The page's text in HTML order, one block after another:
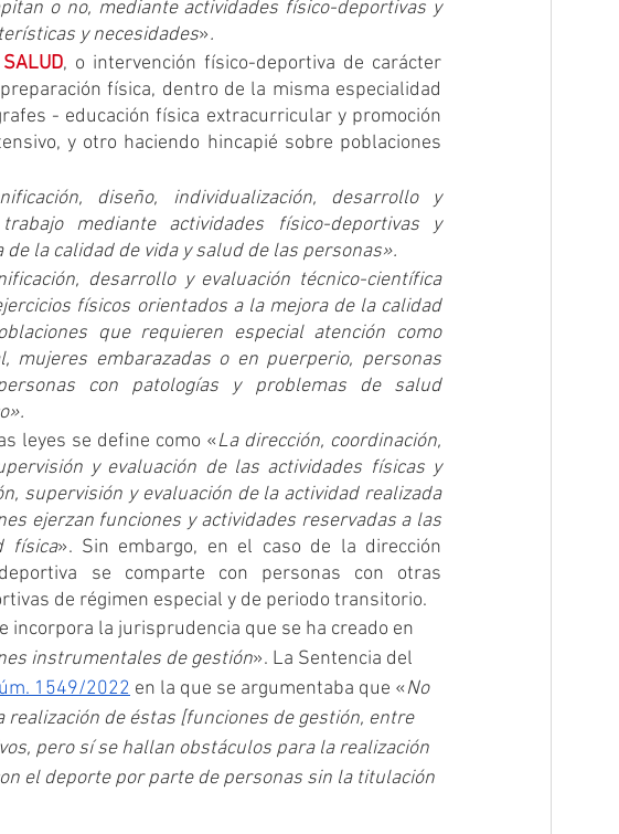
o no, mediante actividades físico-deportivas y
y necesidades».
, o intervención físico-deportiva de carácter
física, dentro de la misma especialidad
- educación física extracurricular y promoción
y otro haciendo hincapié sobre poblaciones
diseño, individualización, desarrollo y
mediante actividades físico-deportivas y
la calidad de vida y salud de las personas».
desarrollo y evaluación técnico-científica
físicos orientados a la mejora de la calidad
que requieren especial atención como
mujeres embarazadas o en puerperio, personas
con patologías y problemas de salud
leyes se define como «La dirección, coordinación,
y evaluación de las actividades físicas y
supervisión y evaluación de la actividad realizada
ejerzan funciones y actividades reservadas a las
física». Sin embargo, en el caso de la dirección
se comparte con personas con otras
de régimen especial y de periodo transitorio.
incorpora la jurisprudencia que se ha creado en
instrumentales de gestión». La Sentencia del
1549/2022 en la que se argumentaba que «No
de éstas [funciones de gestión, entre
pero sí se hallan obstáculos para la realización
el deporte por parte de personas sin la titulación